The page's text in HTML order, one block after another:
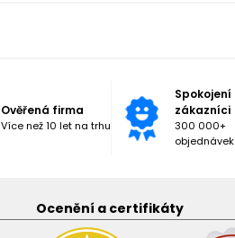
Ověřená firma
Více než 10 let na trhu
Spokojení
zákazníci
300 000+
objednávek
Ocenění a certifikáty